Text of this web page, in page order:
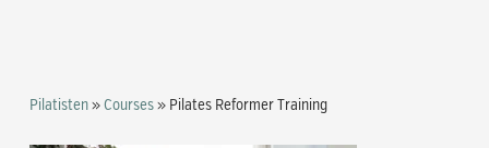
Pilatisten» Courses» Pilates Reformer Training